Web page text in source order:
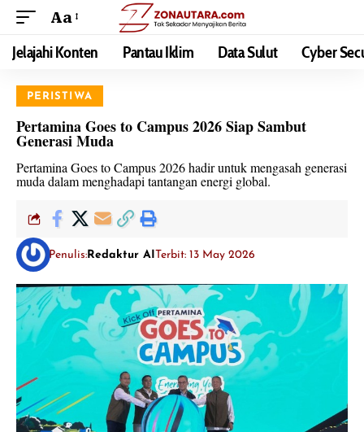
Aa
Jelajahi Konten Pantau Iklim Data Sulut Cyber
PERISTIWA
Pertamina Goes to Campus 2026 Siap Sambut
Generasi Muda
Pertamina Goes to Campus 2026 hadir untuk mengasah generasi
muda dalam menghadapi tantangan energi global.
Penulis: Redaktur AITerbit: 13 May 2026